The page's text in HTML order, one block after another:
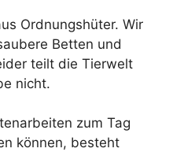
Ordnungshüter. Wir
Betten und
teilt die Tierwelt
nicht.
zum Tag
können, besteht